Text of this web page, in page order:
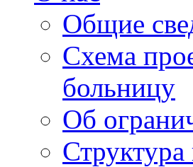
Общие
Схема
больницу
Об